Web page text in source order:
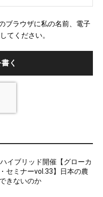
ェ
ブラウザに私の名前、電子
てください。
イブリッド開催【グローカ
セミナーvol.33】日本の農
きないのか